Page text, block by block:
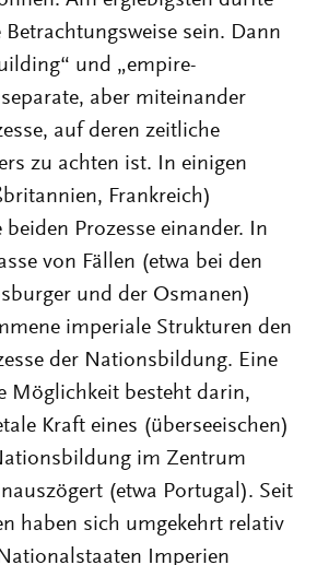
sein. Dann
und „empire-
aber miteinander
auf deren zeitliche
zu achten ist. In einigen
Frankreich)
Prozesse einander. In
von Fällen (etwa bei den
und der Osmanen)
imperiale Strukturen den
der Nationsbildung. Eine
Möglichkeit besteht darin,
Kraft eines (überseeischen)
im Zentrum
(etwa Portugal). Seit
haben sich umgekehrt relativ
Imperien